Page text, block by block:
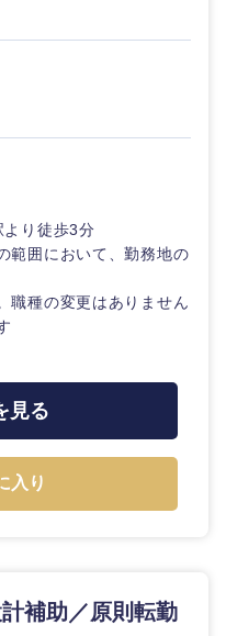
り徒歩3分
範囲において、勤務地の
職種の変更はありません
見る
入り
補助／原則転勤